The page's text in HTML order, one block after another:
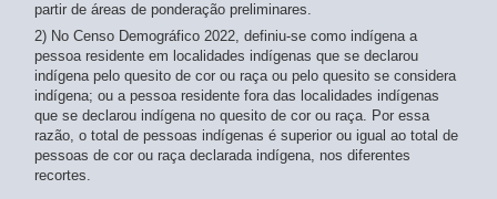
partir de áreas de ponderação preliminares.
2) No Censo Demográfico 2022, definiu-se como indígena a
pessoa residente em localidades indígenas que se declarou
indígena pelo quesito de cor ou raça ou pelo quesito se considera
indígena; ou a pessoa residente fora das localidades indígenas
que se declarou indígena no quesito de cor ou raça. Por essa
razão, o total de pessoas indígenas é superior ou igual ao total de
pessoas de cor ou raça declarada indígena, nos diferentes
recortes.